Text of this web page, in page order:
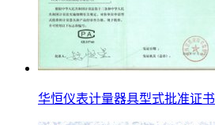
华恒仪表计量器具型式批准证书